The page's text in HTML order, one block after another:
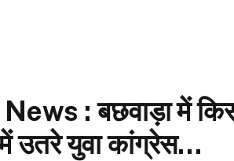
: बछवाड़ा में
उतरे युवा कांग्रेस…